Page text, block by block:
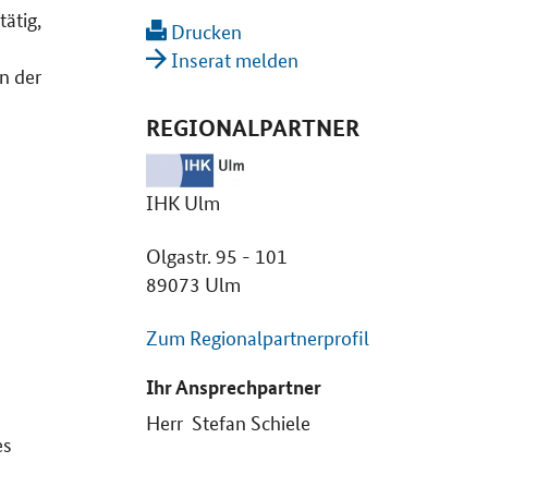
der
Drucken
Inserat melden
REGIONALPARTNER
IHK Ulm
Olgastr. 95 - 101
89073 Ulm
Zum Regionalpartnerprofil
Ihr Ansprechpartner
Herr Stefan Schiele